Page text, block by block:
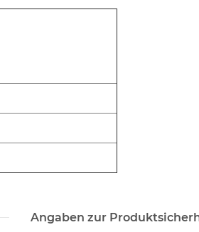
Angaben zur